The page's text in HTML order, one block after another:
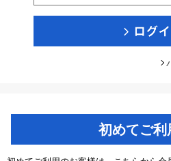
初めてご利